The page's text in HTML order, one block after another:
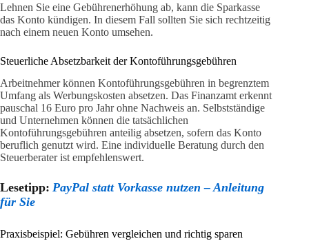
Lehnen Sie eine Gebührenerhöhung ab, kann die Sparkasse
das Konto kündigen. In diesem Fall sollten Sie sich rechtzeitig
nach einem neuen Konto umsehen.
Steuerliche Absetzbarkeit der Kontoführungsgebühren
Arbeitnehmer können Kontoführungsgebühren in begrenztem
Umfang als Werbungskosten absetzen. Das Finanzamt erkennt
pauschal 16 Euro pro Jahr ohne Nachweis an. Selbstständige
und Unternehmen können die tatsächlichen
Kontoführungsgebühren anteilig absetzen, sofern das Konto
beruflich genutzt wird. Eine individuelle Beratung durch den
Steuerberater ist empfehlenswert.
Lesetipp: PayPal statt Vorkasse nutzen – Anleitung
für Sie
Praxisbeispiel: Gebühren vergleichen und richtig sparen